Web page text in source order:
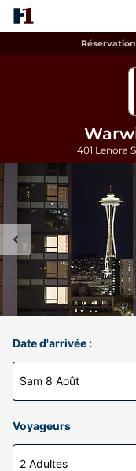
401 Lenora
Date d'arrivée :
Sam 8 Août
Voyageurs
2 Adultes